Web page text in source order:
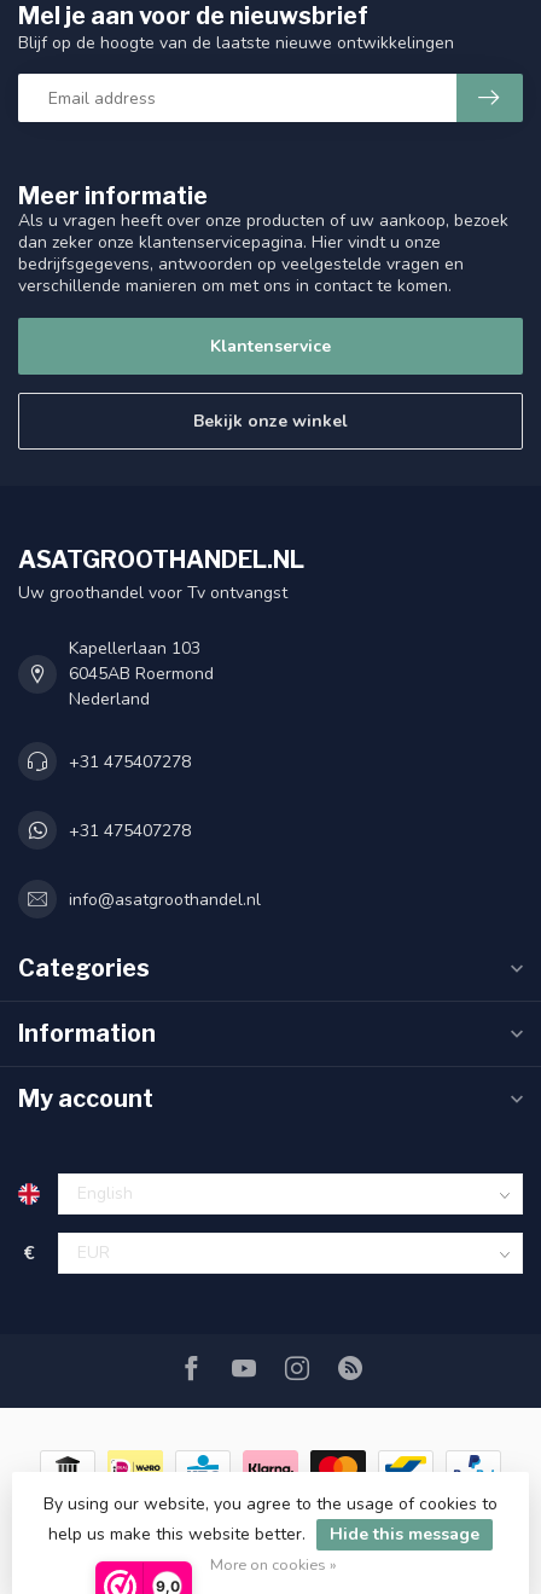
9,0
Meer informatie
Als u vragen heeft over onze producten of uw aankoop, bezoek
dan zeker onze klantenservicepagina. Hier vindt u onze
bedrijfsgegevens, antwoorden op veelgestelde vragen en
verschillende manieren om met ons in contact te komen.
Klantenservice
Bekijk onze winkel
Mel je aan voor de nieuwsbrief
Blijf op de hoogte van de laatste nieuwe ontwikkelingen
ASATGROOTHANDEL.NL
Uw groothandel voor Tv ontvangst
Kapellerlaan 103
6045AB Roermond
Nederland
+31 475407278
+31 475407278
info@asatgroothandel.nl
Categories
Information
My account
€
© Copyright 2026 ASATGROOTHANDEL.NL
By using our website, you agree to the usage of cookies to
help us make this website better.
Hide this message
More on cookies »